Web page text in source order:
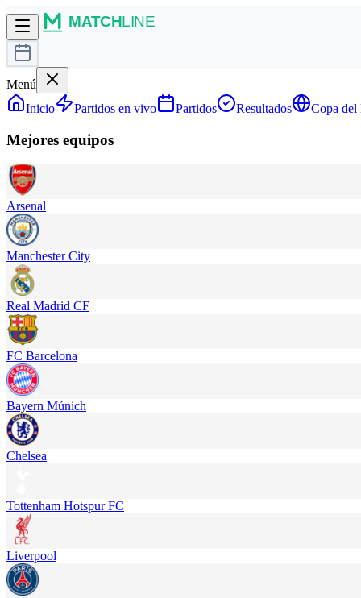
Menú
Inicio
Partidos en vivo Partidos Resultados Copa
Mejores equipos
Arsenal
Manchester City
Real Madrid CF
FC Barcelona
Bayern Múnich
Chelsea
Tottenham Hotspur FC
Liverpool